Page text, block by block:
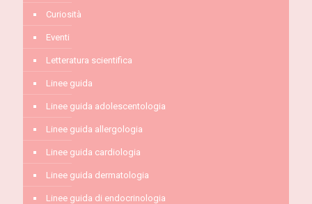
Curiosità
Eventi
Letteratura scientifica
Linee guida
Linee guida adolescentologia
Linee guida allergologia
Linee guida cardiologia
Linee guida dermatologia
Linee guida di endocrinologia